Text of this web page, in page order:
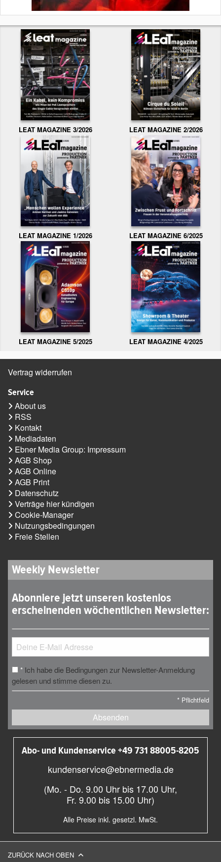
LEAT MAGAZINE 3/2026 LEAT MAGAZINE 2/2026
LEAT MAGAZINE 1/2026 LEAT MAGAZINE 6/2025
LEAT MAGAZINE 5/2025 LEAT MAGAZINE 4/2025
Vertrag widerrufen
Service
About us
RSS
Kontakt
Mediadaten
Ebner Media Group: Impressum
AGB Shop
AGB Online
AGB Print
Datenschutz
Verträge hier kündigen
Cookie-Manager
Nutzungsbedingungen
Freie Stellen
Weekly Newsletter
Abonniere jetzt unseren kostenlos
erscheinenden wöchentlichen Newsletter:
* Ich habe die Bedingungen zur Newsletter-Anmeldung
gelesen und stimme diesen zu.
* Pflichtfeld
Absenden
Abo- und Kundenservice +49 731 88005-8205
kundenservice@ebnermedia.de
(Mo. - Do. 9.00 Uhr bis 17.00 Uhr,
Fr. 9.00 bis 15.00 Uhr)
Alle Preise inkl. gesetzl. MwSt.
ZURÜCK NACH OBEN